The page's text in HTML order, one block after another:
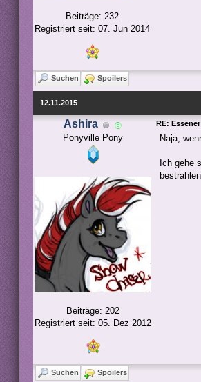
Beiträge: 232
Registriert seit: 07. Jun 2014
Suchen Spoilers
12.11.2015
Ashira
Ponyville Pony
Beiträge: 202
Registriert seit: 05. Dez 2012
RE:
Naja,
Ich gehe
Suchen Spoilers